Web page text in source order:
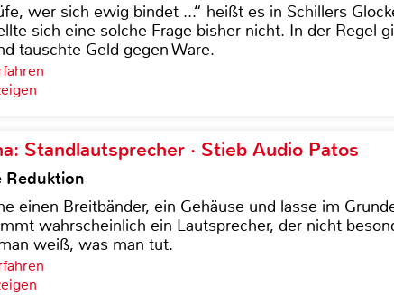
wer sich ewig bindet ...“ heißt es in Schillers
sich eine solche Frage bisher nicht. In der Regel
tauschte Geld gegen Ware.
Standlautsprecher · Stieb Audio Patos
Reduktion
einen Breitbänder, ein Gehäuse und lasse im
wahrscheinlich ein Lautsprecher, der nicht
weiß, was man tut.